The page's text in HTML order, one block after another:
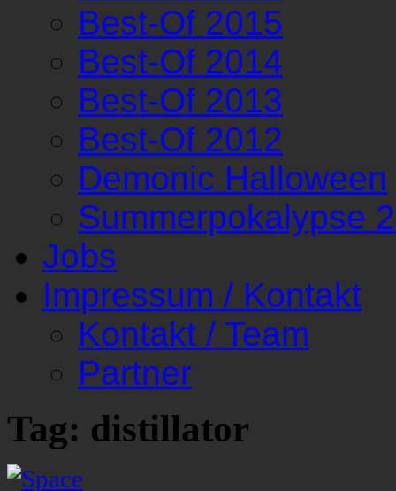
Best-Of 2015
Best-Of 2014
Best-Of 2013
Best-Of 2012
Demonic Halloween
Summerpokalypse
Jobs
Impressum / Kontakt
Kontakt / Team
Partner
Tag: distillator